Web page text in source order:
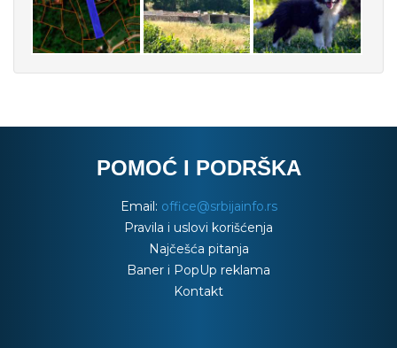
POMOĆ I PODRŠKA
Email: office@srbijainfo.rs
Pravila i uslovi korišćenja
Najčešća pitanja
Baner i PopUp reklama
Kontakt